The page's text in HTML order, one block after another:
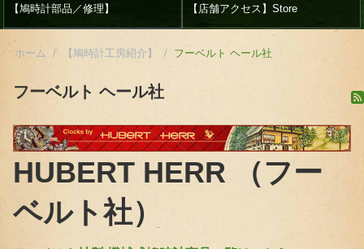
【鳩時計部品／修理】 【店舗アクセス】Store
ホーム / 【鳩時計工房紹介】 / フーベルト ヘール社
フーベルト ヘール社
HUBERT HERR （フー
ベルト社）